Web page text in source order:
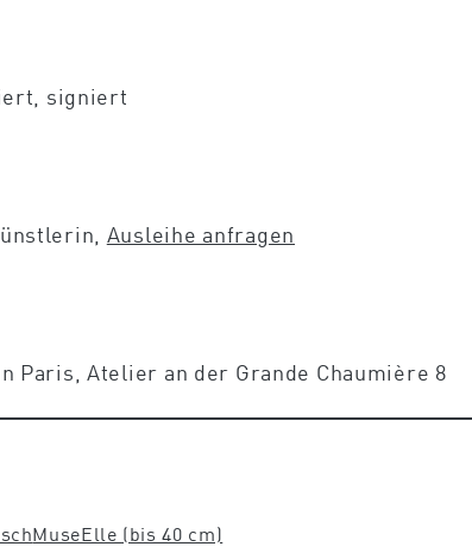
signiert
Ausleihe anfragen
Paris, Atelier an der Grande Chaumière 8
MuseElle (bis 40 cm)